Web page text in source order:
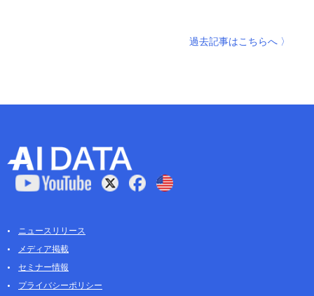
過去記事はこちらへ 〉
ニュースリリース
メディア掲載
セミナー情報
プライバシーポリシー